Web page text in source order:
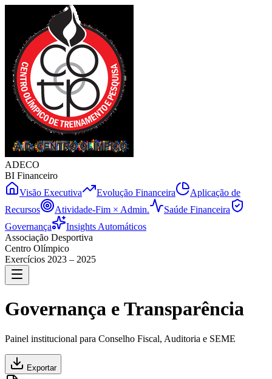
ADECO
BI Financeiro
Visão Executiva
Evolução Financeira
Aplicação de
Recursos
Atividade-Fim × Admin.
Saúde Financeira
Governança
Insights Automáticos
Associação Desportiva
Centro Olímpico
Exercícios 2023 – 2025
Governança e Transparência
Painel institucional para Conselho Fiscal, Auditoria e SEME
Exportar